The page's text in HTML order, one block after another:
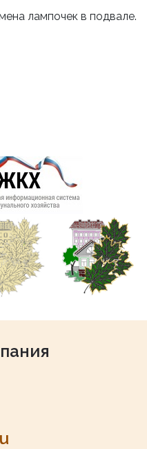
лампочек в подвале.